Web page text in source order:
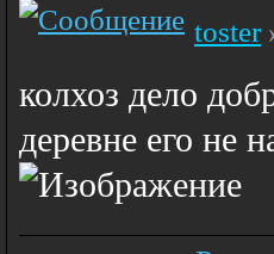
toster
колхоз дело
деревне его не